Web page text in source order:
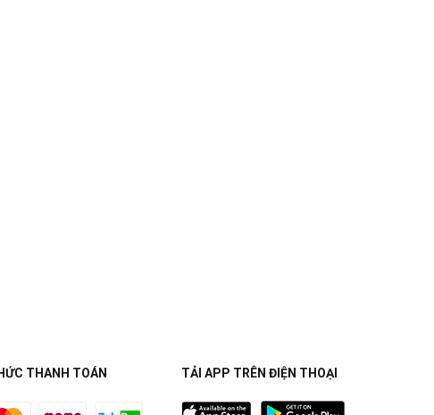
THANH TOÁN TẢI APP TRÊN ĐIỆN THOẠI